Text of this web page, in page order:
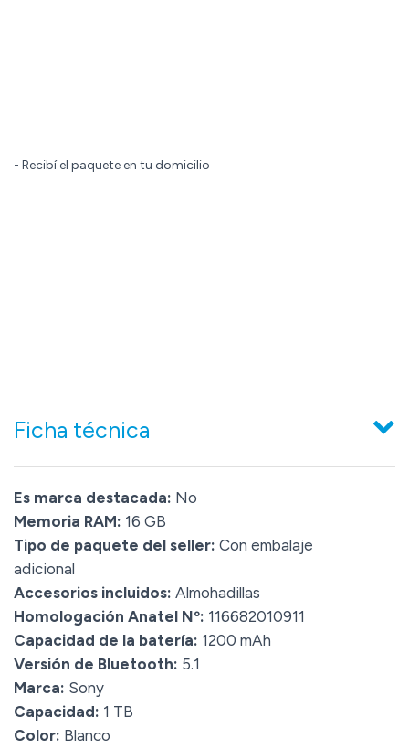
- Recibí el paquete en tu domicilio
Ficha técnica
Es marca destacada: No
Memoria RAM: 16 GB
Tipo de paquete del seller: Con embalaje
adicional
Accesorios incluidos: Almohadillas
Homologación Anatel Nº: 116682010911
Capacidad de la batería: 1200 mAh
Versión de Bluetooth: 5.1
Marca: Sony
Capacidad: 1 TB
Color: Blanco